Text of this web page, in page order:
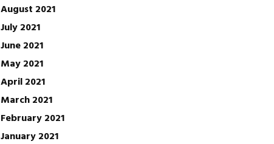
August 2021
July 2021
June 2021
May 2021
April 2021
March 2021
February 2021
January 2021